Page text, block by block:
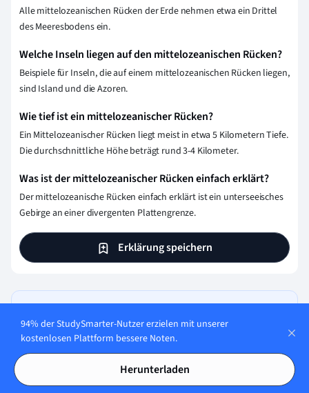
Alle mittelozeanischen Rücken der Erde nehmen etwa ein Drittel
des Meeresbodens ein.
Welche Inseln liegen auf den mittelozeanischen Rücken?
Beispiele für Inseln, die auf einem mittelozeanischen Rücken liegen,
sind Island und die Azoren.
Wie tief ist ein mittelozeanischer Rücken?
Ein Mittelozeanischer Rücken liegt meist in etwa 5 Kilometern Tiefe.
Die durchschnittliche Höhe beträgt rund 3-4 Kilometer.
Was ist der mittelozeanischer Rücken einfach erklärt?
Der mittelozeanische Rücken einfach erklärt ist ein unterseeisches
Gebirge an einer divergenten Plattengrenze.
Erklärung speichern
Choice-Karteikarten
94% der StudySmarter-Nutzer erzielen mit unserer
kostenlosen Plattform bessere Noten.
Herunterladen